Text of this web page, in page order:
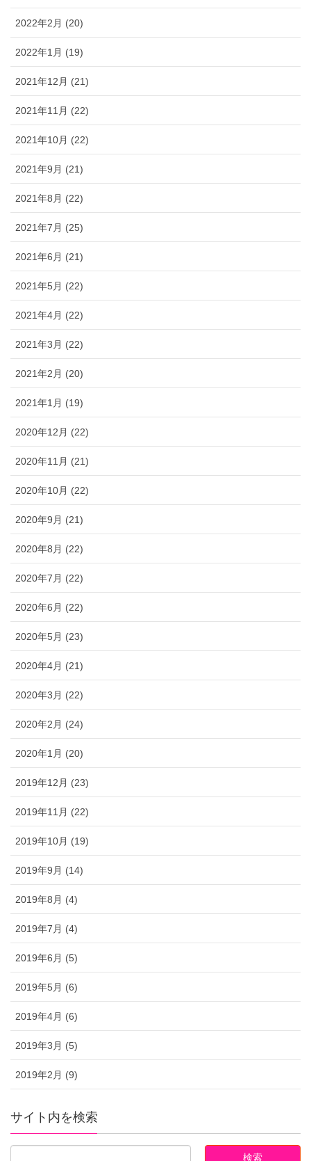
2022年2月 (20)
2022年1月 (19)
2021年12月 (21)
2021年11月 (22)
2021年10月 (22)
2021年9月 (21)
2021年8月 (22)
2021年7月 (25)
2021年6月 (21)
2021年5月 (22)
2021年4月 (22)
2021年3月 (22)
2021年2月 (20)
2021年1月 (19)
2020年12月 (22)
2020年11月 (21)
2020年10月 (22)
2020年9月 (21)
2020年8月 (22)
2020年7月 (22)
2020年6月 (22)
2020年5月 (23)
2020年4月 (21)
2020年3月 (22)
2020年2月 (24)
2020年1月 (20)
2019年12月 (23)
2019年11月 (22)
2019年10月 (19)
2019年9月 (14)
2019年8月 (4)
2019年7月 (4)
2019年6月 (5)
2019年5月 (6)
2019年4月 (6)
2019年3月 (5)
2019年2月 (9)
サイト内を検索